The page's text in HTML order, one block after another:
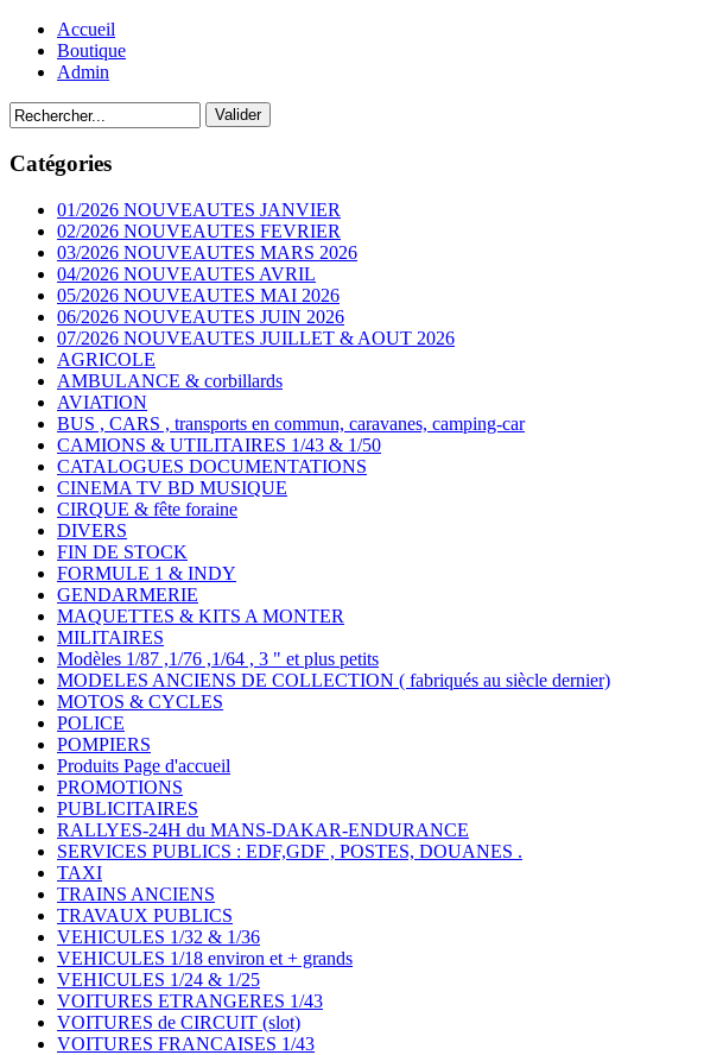
Accueil
Boutique
Admin
Catégories
01/2026 NOUVEAUTES JANVIER
02/2026 NOUVEAUTES FEVRIER
03/2026 NOUVEAUTES MARS 2026
04/2026 NOUVEAUTES AVRIL
05/2026 NOUVEAUTES MAI 2026
06/2026 NOUVEAUTES JUIN 2026
07/2026 NOUVEAUTES JUILLET & AOUT 2026
AGRICOLE
AMBULANCE & corbillards
AVIATION
BUS , CARS , transports en commun, caravanes, camping-car
CAMIONS & UTILITAIRES 1/43 & 1/50
CATALOGUES DOCUMENTATIONS
CINEMA TV BD MUSIQUE
CIRQUE & fête foraine
DIVERS
FIN DE STOCK
FORMULE 1 & INDY
GENDARMERIE
MAQUETTES & KITS A MONTER
MILITAIRES
Modèles 1/87 ,1/76 ,1/64 , 3 " et plus petits
MODELES ANCIENS DE COLLECTION ( fabriqués au siècle dernier)
MOTOS & CYCLES
POLICE
POMPIERS
Produits Page d'accueil
PROMOTIONS
PUBLICITAIRES
RALLYES-24H du MANS-DAKAR-ENDURANCE
SERVICES PUBLICS : EDF,GDF , POSTES, DOUANES .
TAXI
TRAINS ANCIENS
TRAVAUX PUBLICS
VEHICULES 1/32 & 1/36
VEHICULES 1/18 environ et + grands
VEHICULES 1/24 & 1/25
VOITURES ETRANGERES 1/43
VOITURES de CIRCUIT (slot)
VOITURES FRANCAISES 1/43